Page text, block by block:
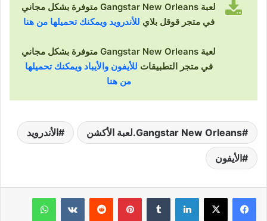
لعبة Gangstar New Orleans متوفرة بشكل مجاني
في متجر قوقل بلاي للأندرويد ويمكنك تحميلها من هنا
لعبة Gangstar New Orleans متوفرة بشكل مجاني
في متجر التطبيقات للأيفون والأيباد ويمكنك تحميلها
من هنا
Gangstar New Orleans.لعبة الأكشن الأندرويد
الأيفون
لينكدإن بينتيريست